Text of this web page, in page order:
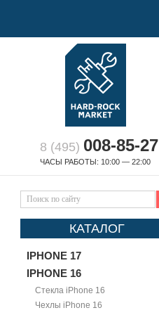
8 (495) 008-85-27
ЧАСЫ РАБОТЫ: 10:00 — 22:00
КАТАЛОГ
IPHONE 17
IPHONE 16
Стекла iPhone 16
Чехлы iPhone 16